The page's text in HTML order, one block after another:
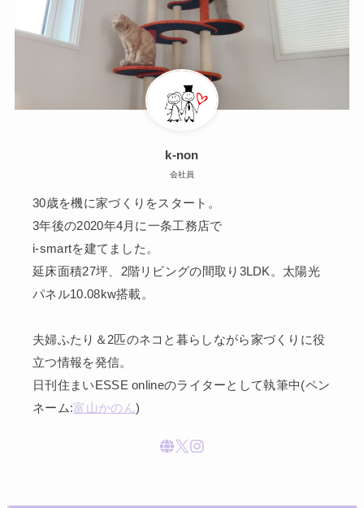
k-non
会社員
30歳を機に家づくりをスタート。
3年後の2020年4月に一条工務店で
i-smartを建てました。
延床面積27坪、2階リビングの間取り3LDK。太陽光
パネル10.08kw搭載。
夫婦ふたり＆2匹のネコと暮らしながら家づくりに役
立つ情報を発信。
日刊住まいESSE onlineのライターとして執筆中(ペン
ネーム:富山かのん)